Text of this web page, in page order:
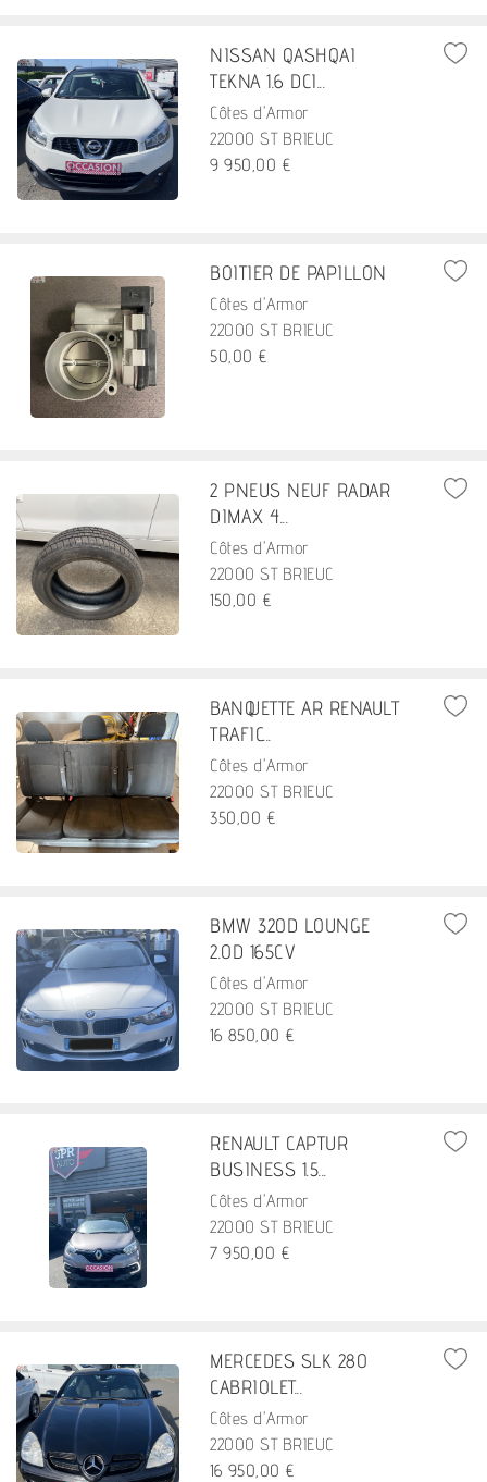
NISSAN QASHQAI
TEKNA 1.6 DCI...
Côtes d'Armor
22000 ST BRIEUC
9 950,00 €
BOITIER DE PAPILLON
Côtes d'Armor
22000 ST BRIEUC
50,00 €
2 PNEUS NEUF RADAR
DIMAX 4...
Côtes d'Armor
22000 ST BRIEUC
150,00 €
BANQUETTE AR RENAULT
TRAFIC...
Côtes d'Armor
22000 ST BRIEUC
350,00 €
BMW 320D LOUNGE
2.0D 165CV
Côtes d'Armor
22000 ST BRIEUC
16 850,00 €
RENAULT CAPTUR
BUSINESS 1.5...
Côtes d'Armor
22000 ST BRIEUC
7 950,00 €
MERCEDES SLK 280
CABRIOLET...
Côtes d'Armor
22000 ST BRIEUC
16 950,00 €